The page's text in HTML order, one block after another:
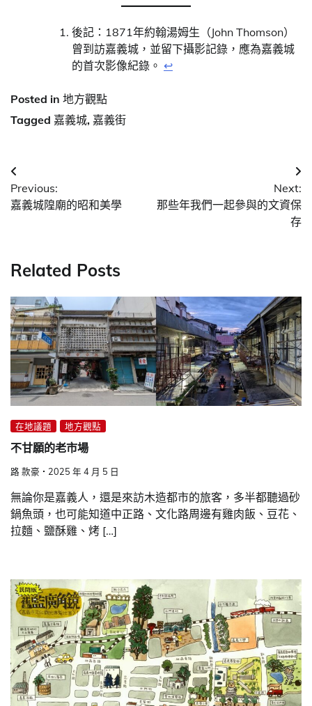
後記：1871年約翰湯姆生（John Thomson）
曾到訪嘉義城，並留下攝影記錄，應為嘉義城
的首次影像紀錄。 ↩︎
Posted in 地方觀點
Tagged 嘉義城, 嘉義街
文
章
Previous:
嘉義城隍廟的昭和美學
Next:
那些年我們一起參與的文資保
存
Related Posts
在地議題 地方觀點
不甘願的老市場
路 款豪 2025 年 4 月 5 日
無論你是嘉義人，還是來訪木造都市的旅客，多半都聽過砂
鍋魚頭，也可能知道中正路、文化路周邊有雞肉飯、豆花、
拉麵、鹽酥雞、烤 […]